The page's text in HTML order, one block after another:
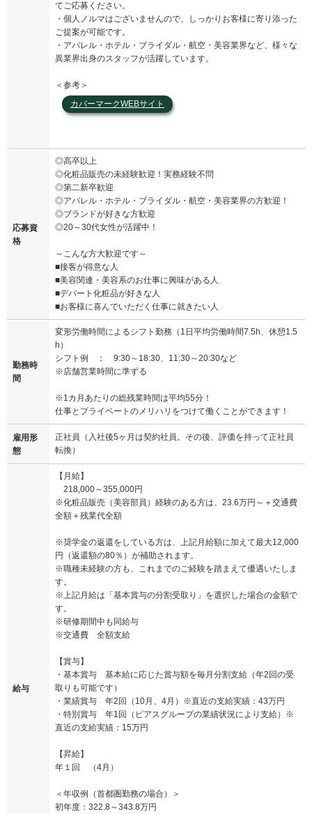
てご応募ください。
・個人ノルマはございませんので、しっかりお客様に寄り添った
ご提案が可能です。
・アパレル・ホテル・ブライダル・航空・美容業界など、様々な
異業界出身のスタッフが活躍しています。
＜参考＞
カバーマークWEBサイト
応募資
格
◎高卒以上
◎化粧品販売の未経験歓迎！実務経験不問
◎第二新卒歓迎
◎アパレル・ホテル・ブライダル・航空・美容業界の方歓迎！
◎ブランドが好きな方歓迎
◎20～30代女性が活躍中！
～こんな方大歓迎です～
■接客が得意な人
■美容関連・美容系のお仕事に興味がある人
■デパート化粧品が好きな人
■お客様に喜んでいただく仕事に就きたい人
勤務時
間
変形労働時間によるシフト勤務（1日平均労働時間7.5h、休憩1.5
h）
シフト例 ： 9:30～18:30、11:30～20:30など
※店舗営業時間に準ずる
※1カ月あたりの総残業時間は平均55分！
仕事とプライベートのメリハリをつけて働くことができます！
雇用形
態
正社員（入社後5ヶ月は契約社員。その後、評価を持って正社員
転換）
給与
【月給】
218,000～355,000円
※化粧品販売（美容部員）経験のある方は、23.6万円～＋交通費
全額＋残業代全額
※奨学金の返還をしている方は、上記月給額に加えて最大12,000
円（返還額の80％）が補助されます。
※職種未経験の方も、これまでのご経験を踏まえて優遇いたしま
す。
※上記月給は「基本賞与の分割受取り」を選択した場合の金額で
す。
※研修期間中も同給与
※交通費 全額支給
【賞与】
・基本賞与 基本給に応じた賞与額を毎月分割支給（年2回の受
取りも可能です）
・業績賞与 年2回（10月、4月）※直近の支給実績：43万円
・特別賞与 年1回（ピアスグループの業績状況により支給）※
直近の支給実績：15万円
【昇給】
年１回 （4月）
＜年収例（首都圏勤務の場合）＞
初年度：322.8～343.8万円